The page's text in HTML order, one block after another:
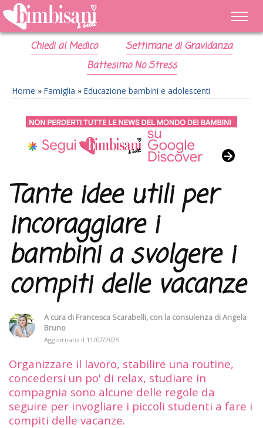
Chiedi al Medico
Settimane di Gravidanza
Battesimo No Stress
Home » Famiglia » Educazione bambini e adolescenti
Tante idee utili per
incoraggiare i
bambini a svolgere i
compiti delle vacanze
A cura di Francesca Scarabelli, con la consulenza diAngela
Bruno
Aggiornato il 11/07/2025
Organizzare il lavoro, stabilire una routine,
concedersi un po' di relax, studiare in
compagnia sono alcune delle regole da
seguire per invogliare i piccoli studenti a fare i
compiti delle vacanze.